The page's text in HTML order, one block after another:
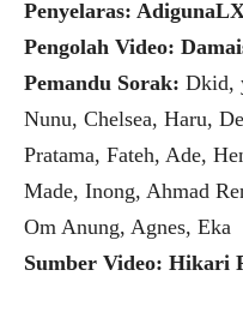
Penyelaras: AdigunaLX
Pengolah Video:
Pemandu Sorak: Dkid,
Nunu, Chelsea, Haru,
Pratama, Fateh, Ade,
Made, Inong, Ahmad
Om Anung, Agnes, Eka
Sumber Video: Hikari